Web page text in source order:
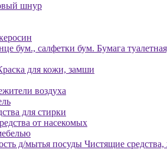
шнур
Бумага
для кожи, замши
воздуха
для стирки
от насекомых
Чистящие